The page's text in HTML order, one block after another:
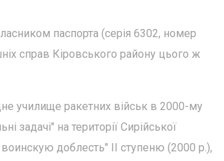
паспорта (серія 6302, номер
справ Кіровського району цього ж
училище ракетних військ в 2000-му
задачі" на території Сирійської
доблесть" ІІ ступеню (2000 р.),